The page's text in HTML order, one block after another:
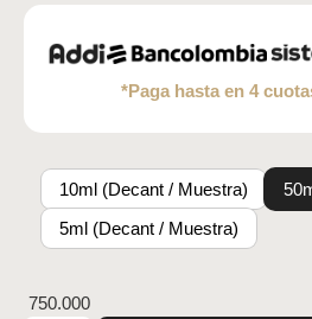
*Paga hasta en 4
10ml (Decant / Muestra)
5ml (Decant / Muestra)
750.000